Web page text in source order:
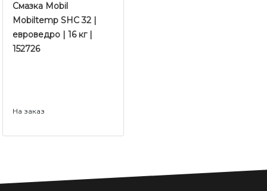
Смазка Mobil
Mobiltemp SHC 32 |
евроведро | 16 кг |
152726
На заказ